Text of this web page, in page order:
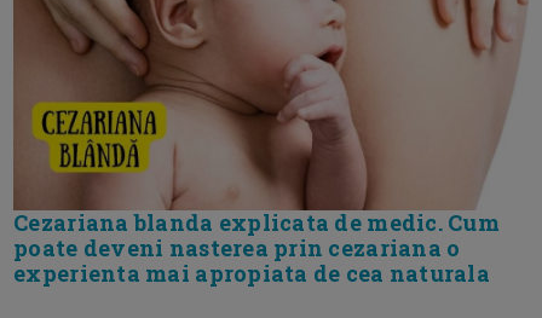
Cezariana blanda explicata de medic. Cum
poate deveni nasterea prin cezariana o
experienta mai apropiata de cea naturala